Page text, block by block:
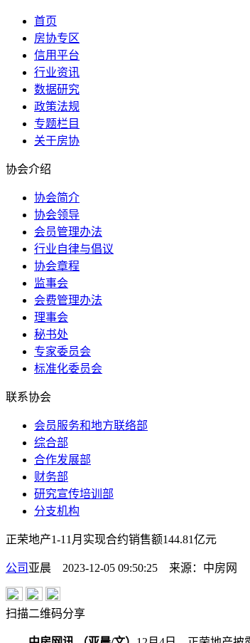
首页
房协专区
信用平台
行业资讯
数据研究
政策法规
专题栏目
关于房协
协会介绍
协会简介
协会领导
会员管理办法
行业自律与倡议
协会章程
监事会
会费管理办法
理事会
秘书处
专家委员会
标准化委员会
联系协会
会员服务和地方联络部
综合部
合作发展部
财务部
研究宣传培训部
分支机构
正荣地产1-11月实现合约销售额144.81亿元
公司 亚晨 2023-12-05 09:50:25 来源： 中房网
扫描二维码分享